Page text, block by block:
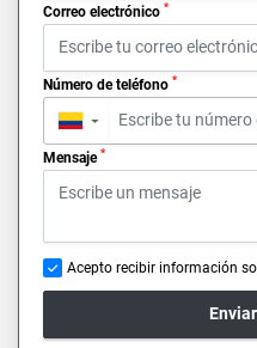
Correo electrónico *
Número de teléfono *
▼
Mensaje *
Acepto recibir información